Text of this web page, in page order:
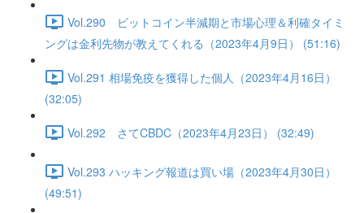
Vol.290 ビットコイン半減期と市場心理＆利確タイミ
ングは金利先物が教えてくれる（2023年4月9日） (51:16)
Vol.291 相場免疫を獲得した個人（2023年4月16日）
(32:05)
Vol.292 さてCBDC（2023年4月23日） (32:49)
Vol.293 ハッキング報道は買い場（2023年4月30日）
(49:51)